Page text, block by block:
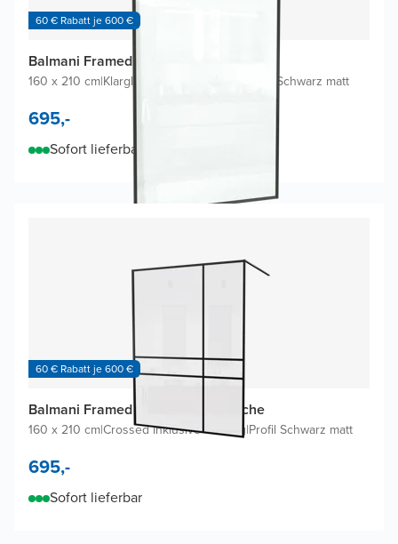
60 € Rabatt je 600 €
Balmani Framed Walk-in Dusche
160 x 210 cm|Klarglas inklusive Coating Profil Schwarz matt
695,-
Sofort lieferbar
60 € Rabatt je 600 €
Balmani Framed Plus Walk-in Dusche
160 x 210 cm|Crossed inklusive Coating|Profil Schwarz matt
695,-
Sofort lieferbar